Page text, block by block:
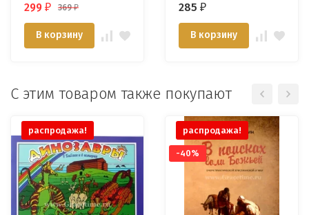
подарочной коробке
"КРЕСТ" /золото/
299 ₽ 369₽
В корзину
"YOU PAWSED HERE"
285 ₽
В корзину
С этим товаром также покупают
распродажа! распродажа!
-40%